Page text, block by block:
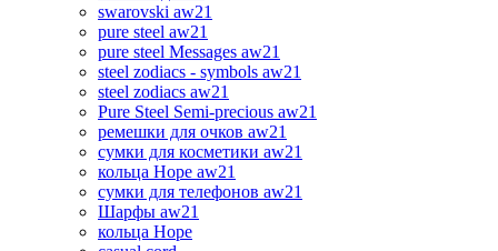
swarovski aw21
pure steel aw21
pure steel Messages aw21
steel zodiacs - symbols aw21
steel zodiacs aw21
Pure Steel Semi-precious aw21
ремешки для очков aw21
сумки для косметики aw21
кольца Hope aw21
сумки для телефонов aw21
Шарфы aw21
кольца Hope